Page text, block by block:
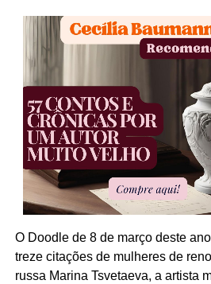
O Doodle de 8 de março deste
treze citações de mulheres de
russa Marina Tsvetaeva, a artista